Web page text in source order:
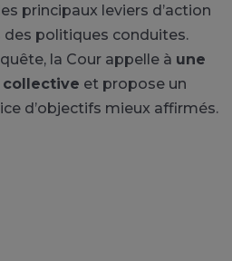
principaux leviers d’action
politiques conduites.
la Cour appelle à une
collective et propose un
d’objectifs mieux affirmés.